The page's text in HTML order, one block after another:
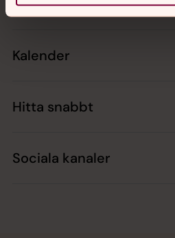
Kontakt
Kalender
Hitta snabbt
Sociala kanaler